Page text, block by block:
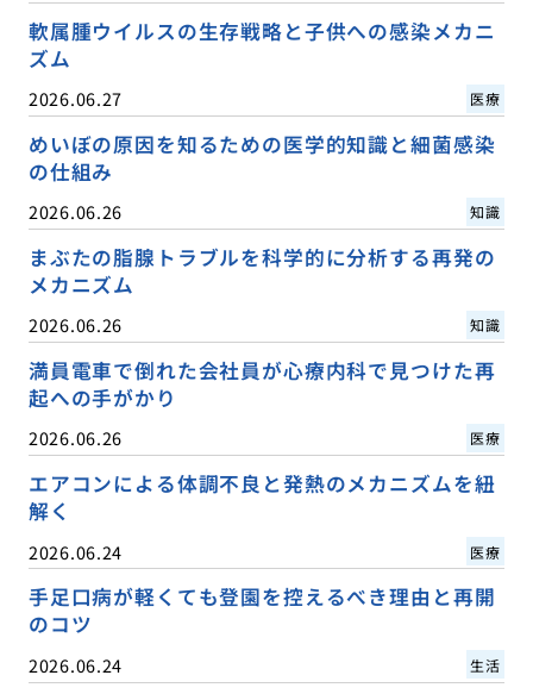
軟属腫ウイルスの生存戦略と子供への感染メカニ
ズム
2026.06.27 医療
めいぼの原因を知るための医学的知識と細菌感染
の仕組み
2026.06.26 知識
まぶたの脂腺トラブルを科学的に分析する再発の
メカニズム
2026.06.26 知識
満員電車で倒れた会社員が心療内科で見つけた再
起への手がかり
2026.06.26 医療
エアコンによる体調不良と発熱のメカニズムを紐
解く
2026.06.24 医療
手足口病が軽くても登園を控えるべき理由と再開
のコツ
2026.06.24 生活